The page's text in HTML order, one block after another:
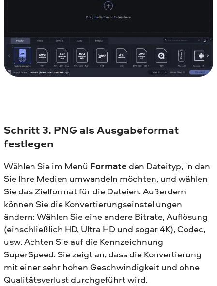
Schritt 3. PNG als Ausgabeformat
festlegen
Wählen Sie im Menü Formate den Dateityp, in den
Sie Ihre Medien umwandeln möchten, und wählen
Sie das Zielformat für die Dateien. Außerdem
können Sie die Konvertierungseinstellungen
ändern: Wählen Sie eine andere Bitrate, Auflösung
(einschließlich HD, Ultra HD und sogar 4K), Codec,
usw. Achten Sie auf die Kennzeichnung
SuperSpeed: Sie zeigt an, dass die Konvertierung
mit einer sehr hohen Geschwindigkeit und ohne
Qualitätsverlust durchgeführt wird.